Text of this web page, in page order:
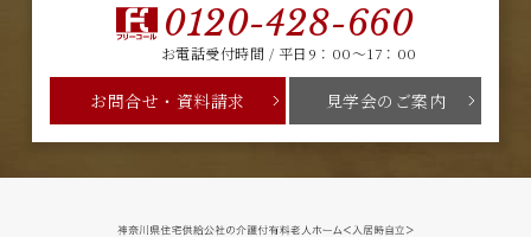
0120-428-660
お電話受付時間 / 平日9：00～17：00
お問合せ・資料請求 見学会のご案内